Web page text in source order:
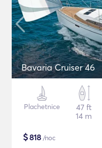
Bavaria Cruiser 46
Plachetnice
47 ft
14 m
$818 /noc